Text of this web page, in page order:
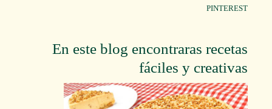
PINTEREST
En este blog encontraras recetas
fáciles y creativas